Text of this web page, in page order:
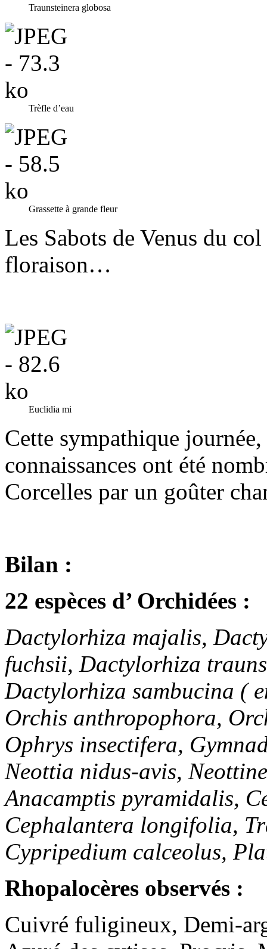
Traunsteinera globosa
Trèfle d’eau
Grassette à grande fleur
Les Sabots de Venus du
floraison…
Euclidia mi
Cette sympathique journée,
connaissances ont été
Corcelles par un goûter
Bilan :
22 espèces d’ Orchidées :
Dactylorhiza majalis,
fuchsii, Dactylorhiza
Dactylorhiza sambucina (
Orchis anthropophora,
Ophrys insectifera,
Neottia nidus-avis,
Anacamptis pyramidalis,
Cephalantera longifolia,
Cypripedium calceolus,
Rhopalocères observés :
Cuivré fuligineux, Demi-